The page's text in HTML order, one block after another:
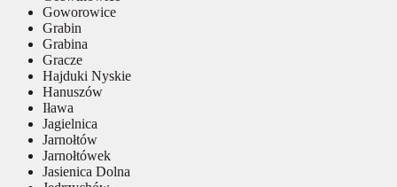
Goworowice
Grabin
Grabina
Gracze
Hajduki Nyskie
Hanuszów
Iława
Jagielnica
Jarnołtów
Jarnołtówek
Jasienica Dolna